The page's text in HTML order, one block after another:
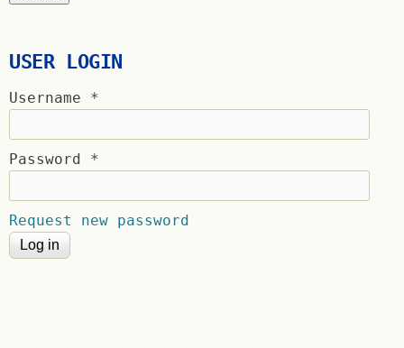
USER LOGIN
Username *
Password *
Request new password